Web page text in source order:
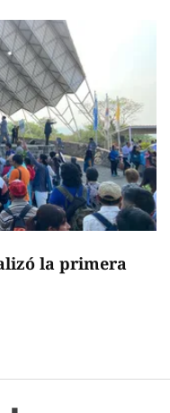
la primera